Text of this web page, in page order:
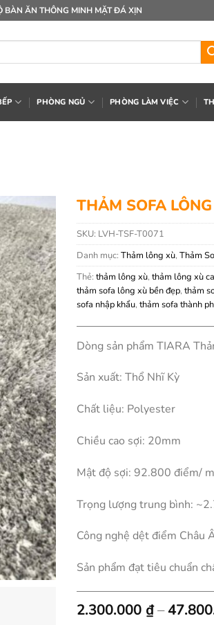
BÀN ĂN THÔNG MINH MẶT ĐÁ XỊN
PHÒNG NGỦ PHÒNG LÀM VIỆC
THẢM SOFA
SKU: LVH-TSF-T0071
Danh mục: Thảm lông xù, Thảm
Thẻ: thảm lông xù, thảm lông xù
thảm sofa lông xù bền đẹp, thảm
sofa nhập khẩu, thảm sofa thành
Dòng sản phẩm TIARA
Sản xuất: Thổ Nhĩ Kỳ
Chất liệu: Polyester
Chiều cao sợi: 20mm
Mật độ sợi: 92.800 điểm/
Trọng lượng trung bình:
Công nghệ dệt điểm Châu
Sản phẩm đạt tiêu chuẩn
2.300.000 ₫–